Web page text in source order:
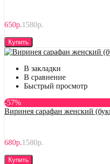
650р.1580р.
Купить
В закладки
В сравнение
Быстрый просмотр
-57%
Виринея сарафан женский
680р.1580р.
Купить